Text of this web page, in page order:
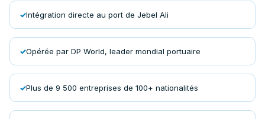
Intégration directe au port de Jebel Ali
Opérée par DP World, leader mondial portuaire
Plus de 9 500 entreprises de 100+ nationalités